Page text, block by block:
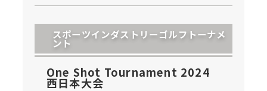
スポーツインダストリーゴルフトーナメ
ント
One Shot Tournament 2024
西日本大会